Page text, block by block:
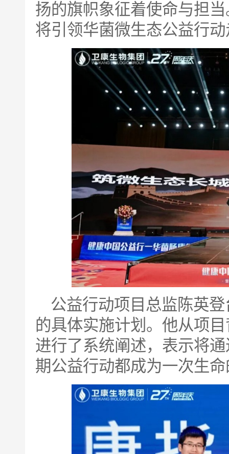
扬的旗帜象征着使命与担
将引领华菌微生态公益行
公益行动项目总监陈英
的具体实施计划。他从项
进行了系统阐述，表示将
期公益行动都成为一次生